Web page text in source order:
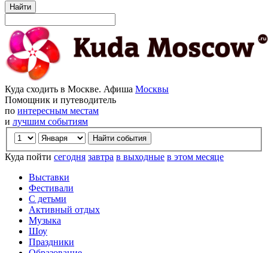
Найти
Куда сходить в Москве. Афиша Москвы
Помощник и путеводитель
по интересным местам
и лучшим событиям
Куда пойти сегодня завтра в выходные в этом месяце
Выставки
Фестивали
С детьми
Активный отдых
Музыка
Шоу
Праздники